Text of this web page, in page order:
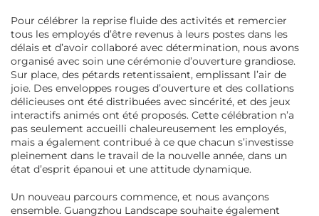
Pour célébrer la reprise fluide des activités et remercier
tous les employés d’être revenus à leurs postes dans les
délais et d’avoir collaboré avec détermination, nous avons
organisé avec soin une cérémonie d’ouverture grandiose.
Sur place, des pétards retentissaient, emplissant l’air de
joie. Des enveloppes rouges d’ouverture et des collations
délicieuses ont été distribuées avec sincérité, et des jeux
interactifs animés ont été proposés. Cette célébration n’a
pas seulement accueilli chaleureusement les employés,
mais a également contribué à ce que chacun s’investisse
pleinement dans le travail de la nouvelle année, dans un
état d’esprit épanoui et une attitude dynamique.
Un nouveau parcours commence, et nous avançons
ensemble. Guangzhou Landscape souhaite également